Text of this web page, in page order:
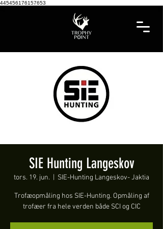
445456176157653
SIE Hunting Langeskov
tors. 19. jun. SIE-Hunting Langeskov- Jaktia
Trofæopmåling hos SIE-Hunting. Opmåling af
trofæer fra hele verden både SCI og CIC